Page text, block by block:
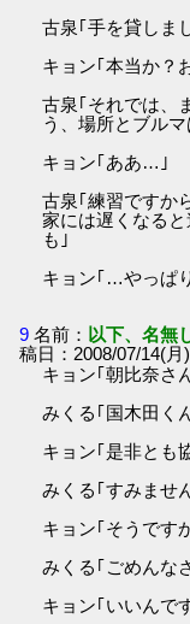
古泉｢手を貸しま
キョン｢本当か？
古泉｢それでは、
う、場所とブル
キョン｢ああ…｣
古泉｢練習ですか
家には遅くなる
も｣
キョン｢…やっぱ
9 名前： 以下、名無
稿日：2008/07/14(
キョン｢朝比奈さ
みくる｢国木田く
キョン｢是非とも
みくる｢すみませ
キョン｢そうです
みくる｢ごめんな
キョン｢いいんで